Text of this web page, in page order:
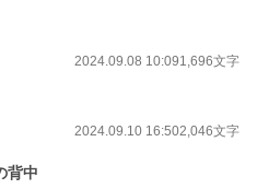
2024.09.08 10:091,696文字
2024.09.10 16:502,046文字
背中